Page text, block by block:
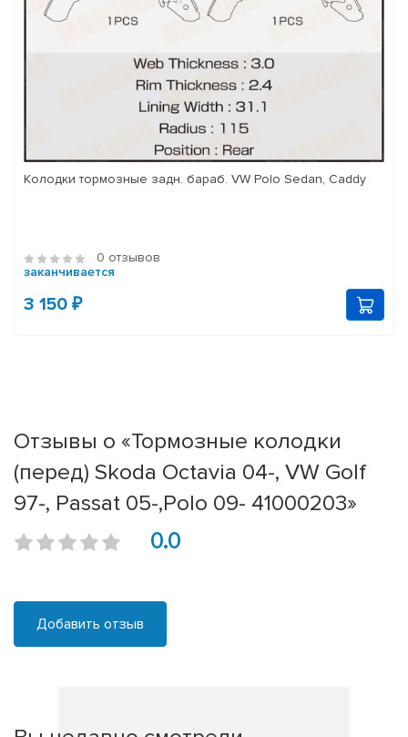
Колодки тормозные задн. бараб. VW Polo Sedan, Caddy
0 отзывов
заканчивается
3 150 ₽
Отзывы о «Тормозные колодки
(перед) Skoda Octavia 04-, VW Golf
97-, Passat 05-,Polo 09- 41000203»
0.0
Добавить отзыв